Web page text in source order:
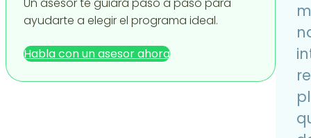
ayudarte a elegir el programa ideal.
Habla con un asesor ahora